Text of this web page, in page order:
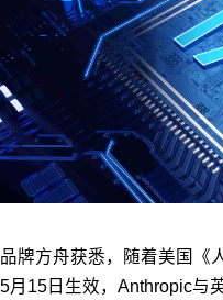
品牌方舟获悉，随着美国《
5月15日生效，Anthropic与